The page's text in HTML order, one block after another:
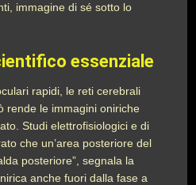
immagine di sé sotto lo
essenziale
rapidi, le reti cerebrali
rende le immagini oniriche
Studi elettrofisiologici e di
che un’area posteriore del
posteriore”, segnala la
anche fuori dalla fase a